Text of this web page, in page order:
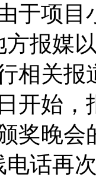
于项目
报媒
相关报
开始
奖晚
话再